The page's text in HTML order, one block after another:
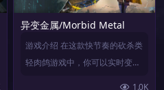
II: Bannerlord
异变金属/Morbid Metal
游戏介绍 在这款快节奏的砍杀类
轻肉鸽游戏中，你可以实时变身
1.0K